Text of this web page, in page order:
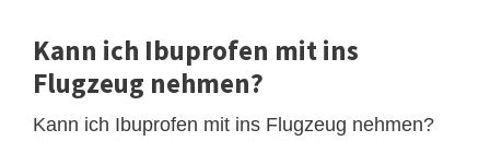
Kann ich Ibuprofen mit ins
Flugzeug nehmen?
Kann ich Ibuprofen mit ins Flugzeug nehmen?